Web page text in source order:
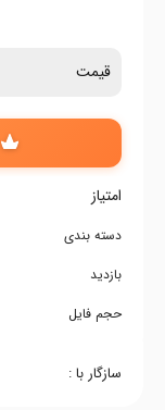
قیمت
امتیاز
دسته بندی
بازدید
حجم فایل
سازگار با :